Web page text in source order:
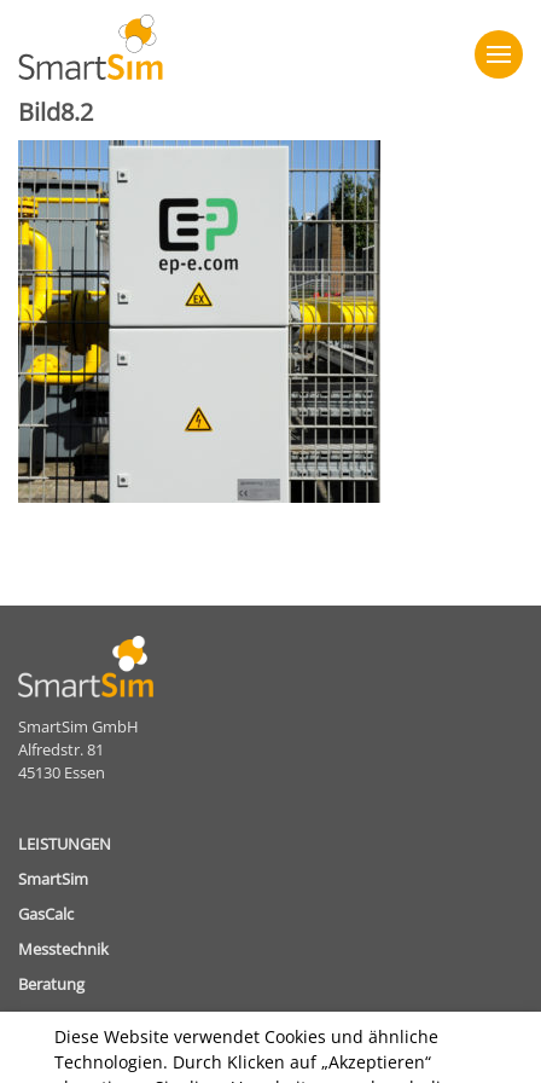
Bild8.2
SmartSim GmbH
Alfredstr. 81
45130 Essen
LEISTUNGEN
SmartSim
GasCalc
Messtechnik
Beratung
THEMEN
Gasbeschaffenheitsverfolgung
Diese Website verwendet Cookies und ähnliche
Technologien. Durch Klicken auf „Akzeptieren“